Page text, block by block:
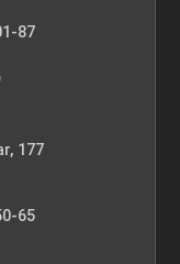
87
177
65